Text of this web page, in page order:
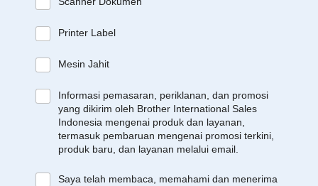
Printer Label
Mesin Jahit
Informasi pemasaran, periklanan, dan promosi
yang dikirim oleh Brother International Sales
Indonesia mengenai produk dan layanan,
termasuk pembaruan mengenai promosi terkini,
produk baru, dan layanan melalui email.
Saya telah membaca, memahami dan menerima